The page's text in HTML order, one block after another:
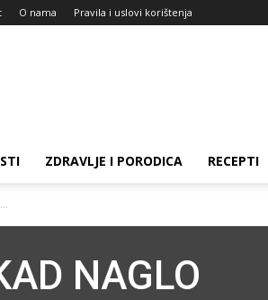
O nama Pravila i uslovi korištenja
ZDRAVLJE I PORODICA RECEPTI
NAGLO